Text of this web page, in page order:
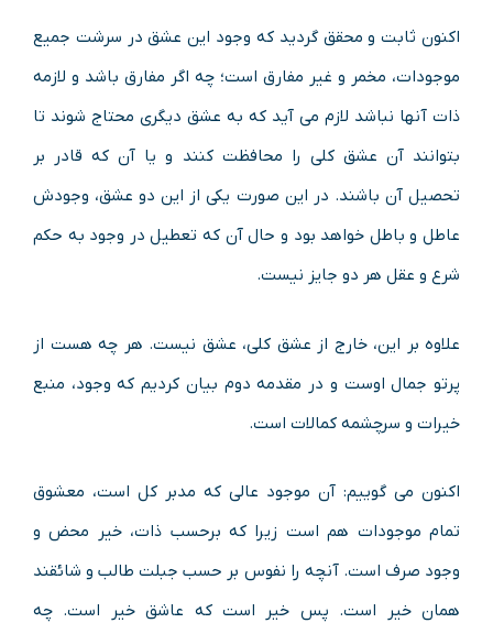
اکنون ثابت و محقق گردید که وجود این عشق در سرشت جمیع
موجودات، مخمر و غیر مفارق است؛ چه اگر مفارق باشد و لازمه
ذات آنها نباشد لازم می آید که به عشق دیگری محتاج شوند تا
بتوانند آن عشق کلی را محافظت کنند و یا آن که قادر بر
تحصیل آن باشند. در این صورت یکی از این دو عشق، وجودش
عاطل و باطل خواهد بود و حال آن که تعطیل در وجود به حکم
شرع و عقل هر دو جایز نیست.
علاوه بر این، خارج از عشق کلی، عشق نیست. هر چه هست از
پرتو جمال اوست و در مقدمه دوم بیان کردیم که وجود، منبع
خیرات و سرچشمه کمالات است.
اکنون می گوییم: آن موجود عالی که مدبر کل است، معشوق
تمام موجودات هم است زیرا که برحسب ذات، خیر محض و
وجود صرف است. آنچه را نفوس بر حسب جبلت طالب و شائقند
همان خیر است. پس خیر است که عاشق خیر است. چه